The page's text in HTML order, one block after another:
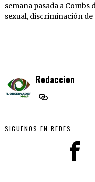
semana pasada a
sexual, discriminación
Redaccion
SIGUENOS EN REDES